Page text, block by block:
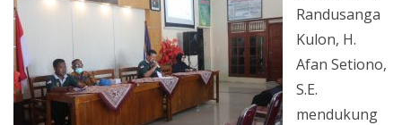
Randusanga
Kulon, H.
Afan Setiono,
S.E.
mendukung